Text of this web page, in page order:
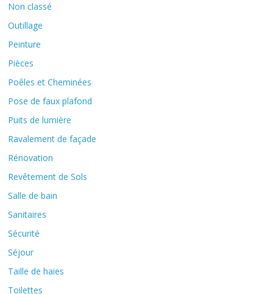
Non classé
Outillage
Peinture
Pièces
Poêles et Cheminées
Pose de faux plafond
Puits de lumière
Ravalement de façade
Rénovation
Revêtement de Sols
Salle de bain
Sanitaires
Sécurité
Séjour
Taille de haies
Toilettes